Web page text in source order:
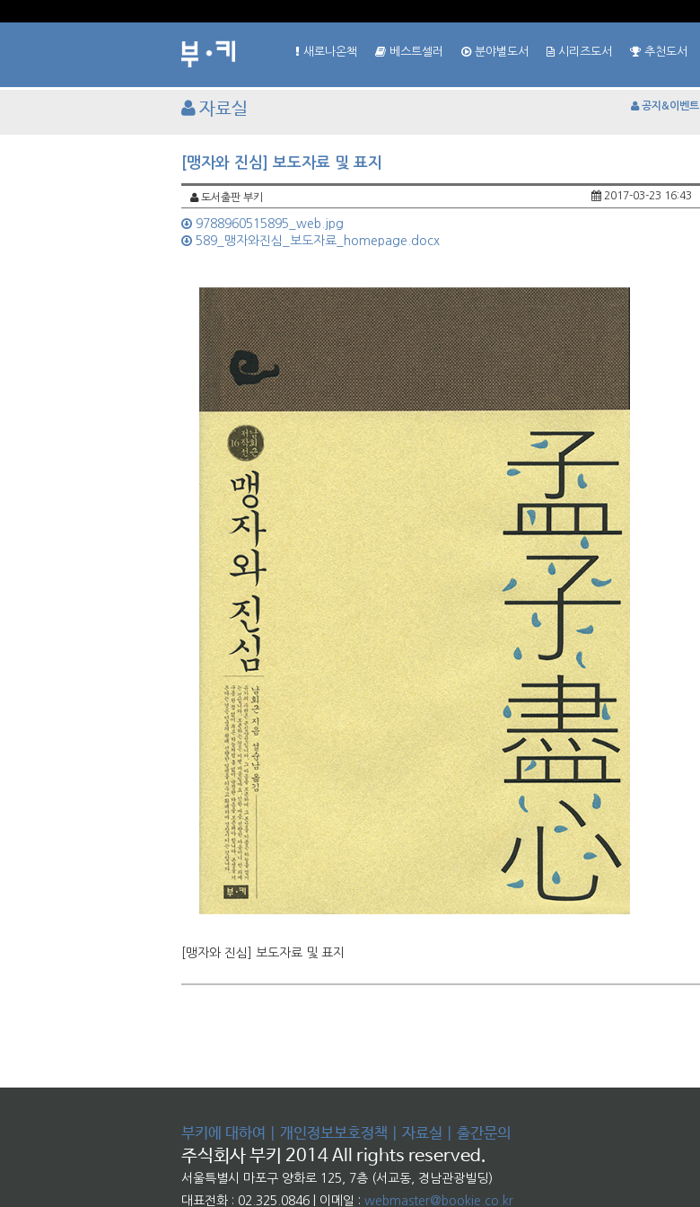
새로나온책 베스트셀러 분야별도서 시리즈도서 추천도서
자료실 공지&이벤트
[맹자와 진심] 보도자료 및 표지
도서출판 부키 2017-03-23 16:43
9788960515895_web.jpg
589_맹자와진심_보도자료_homepage.docx
[맹자와 진심] 보도자료 및 표지
부키에 대하여 개인정보보호정책 자료실 출간문의
주식회사 부키 2014 All rights reserved.
서울특별시 마포구 양화로 125, 7층 (서교동, 경남관광빌딩)
대표전화 : 02.325.0846 | 이메일 : webmaster@bookie.co.kr